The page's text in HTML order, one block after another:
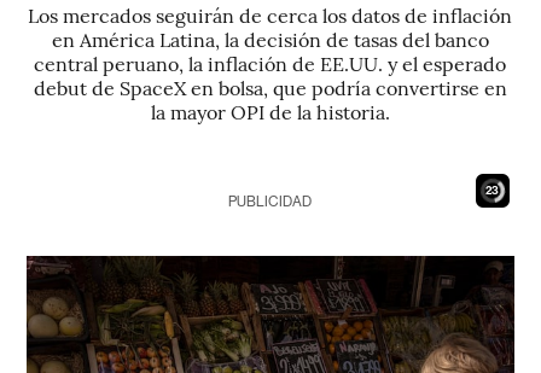
Los mercados seguirán de cerca los datos de inflación
en América Latina, la decisión de tasas del banco
central peruano, la inflación de EE.UU. y el esperado
debut de SpaceX en bolsa, que podría convertirse en
la mayor OPI de la historia.
21
PUBLICIDAD